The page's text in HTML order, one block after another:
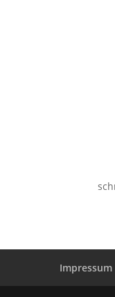
Impressum